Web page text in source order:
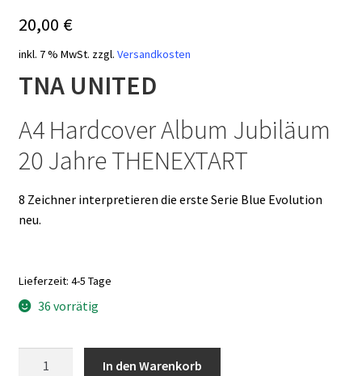
20,00 €
inkl. 7 % MwSt. zzgl. Versandkosten
TNA UNITED
A4 Hardcover Album Jubiläum
20 Jahre THENEXTART
8 Zeichner interpretieren die erste Serie Blue Evolution
neu.
Lieferzeit: 4-5 Tage
36 vorrätig
In den Warenkorb